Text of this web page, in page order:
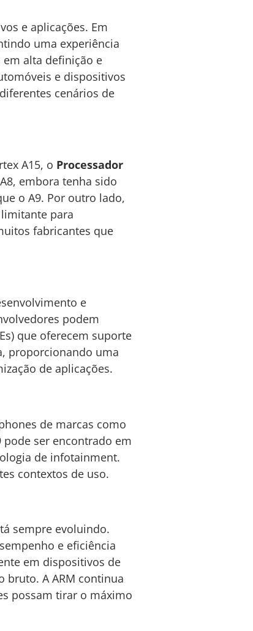
e aplicações. Em
uma experiência
alta definição e
e dispositivos
cenários de
A15, o Processador
embora tenha sido
o A9. Por outro lado,
para
fabricantes que
e
podem
que oferecem suporte
proporcionando uma
de aplicações.
de marcas como
pode ser encontrado em
de infotainment.
contextos de uso.
sempre evoluindo.
e eficiência
em dispositivos de
bruto. A ARM continua
possam tirar o máximo